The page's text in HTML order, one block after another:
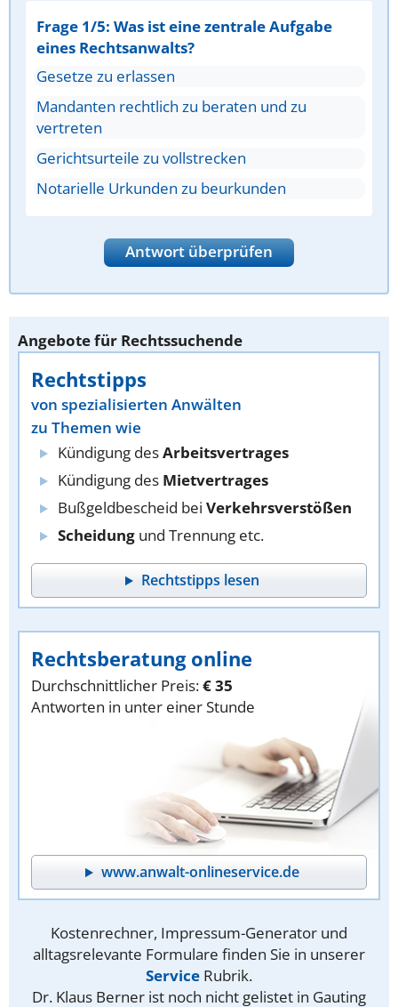
Frage 1/5: Was ist eine zentrale Aufgabe
eines Rechtsanwalts?
Gesetze zu erlassen
Mandanten rechtlich zu beraten und zu
vertreten
Gerichtsurteile zu vollstrecken
Notarielle Urkunden zu beurkunden
Antwort überprüfen
Angebote für Rechtssuchende
Rechtstipps
von spezialisierten Anwälten
zu Themen wie
Kündigung desArbeitsvertrages
Kündigung des Mietvertrages
Bußgeldbescheid bei Verkehrsverstößen
Scheidung und Trennung etc.
Rechtstipps lesen
Rechtsberatung online
Durchschnittlicher Preis:€ 35
Antworten in unter einer Stunde
www.anwalt-onlineservice.de
Kostenrechner, Impressum-Generator und
alltagsrelevante Formulare finden Sie in unserer
Service Rubrik.
Dr. Klaus Berner ist noch nicht gelistet in Gauting